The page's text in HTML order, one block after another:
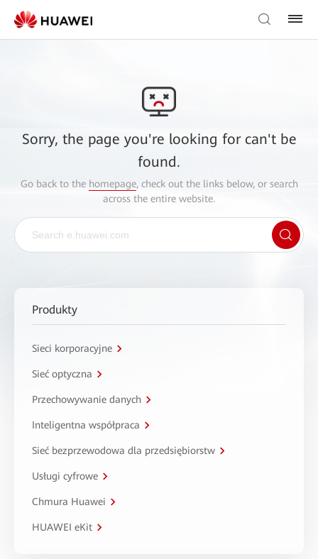
Sorry, the page you're looking for can't be
found.
Go back to the homepage, check out the links below, or search
across the entire website.
Produkty
Sieci korporacyjne
Sieć optyczna
Przechowywanie danych
Inteligentna współpraca
Sieć bezprzewodowa dla przedsiębiorstw
Usługi cyfrowe
Chmura Huawei
HUAWEI eKit